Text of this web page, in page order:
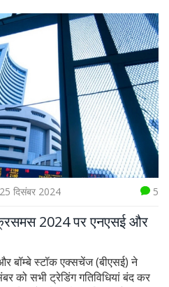
25 दिसंबर 2024 5
2024 पर एनएसई और
बॉम्बे स्टॉक एक्सचेंज (बीएसई) ने
को सभी ट्रेडिंग गतिविधियां बंद कर